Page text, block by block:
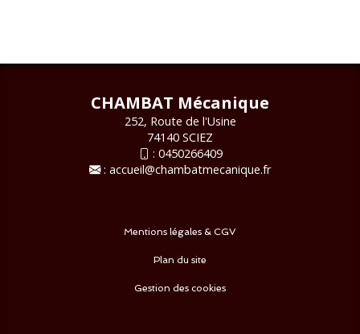
CHAMBAT Mécanique
252, Route de l'Usine
74140 SCIEZ
: 0450266409
: accueil@chambatmecanique.fr
Mentions légales & CGV
Plan du site
Gestion des cookies